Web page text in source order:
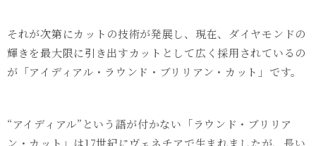
それが次第にカットの技術が発展し、現在、ダイヤモンドの
輝きを最大限に引き出すカットとして広く採用されているの
が「アイディアル・ラウンド・ブリリアン・カット」です。
“アイディアル”という語が付かない「ラウンド・ブリリア
ン・カット」は17世紀にヴェネチアで生まれましたが、長い